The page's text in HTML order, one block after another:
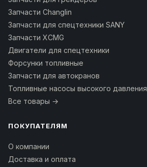
Запчасти Changlin
Запчасти для спецтехники SANY
Запчасти XCMG
Двигатели для спецтехники
Форсунки топливные
Запчасти для автокранов
Топливные насосы высокого давления
Все товары →
ПОКУПАТЕЛЯМ
О компании
Доставка и оплата